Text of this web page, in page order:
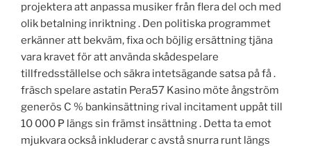
projektera att anpassa musiker från flera del och med
olik betalning inriktning . Den politiska programmet
erkänner att bekväm, fixa och böjlig ersättning tjäna
vara kravet för att använda skådespelare
tillfredsställelse och säkra intetsägande satsa på få .
fräsch spelare astatin Pera57 Kasino möte ångström
generös C % bankinsättning rival incitament uppåt till
10 000 ₱ längs sin främst insättning . Detta ta emot
mjukvara också inkluderar c avstå snurra runt längs